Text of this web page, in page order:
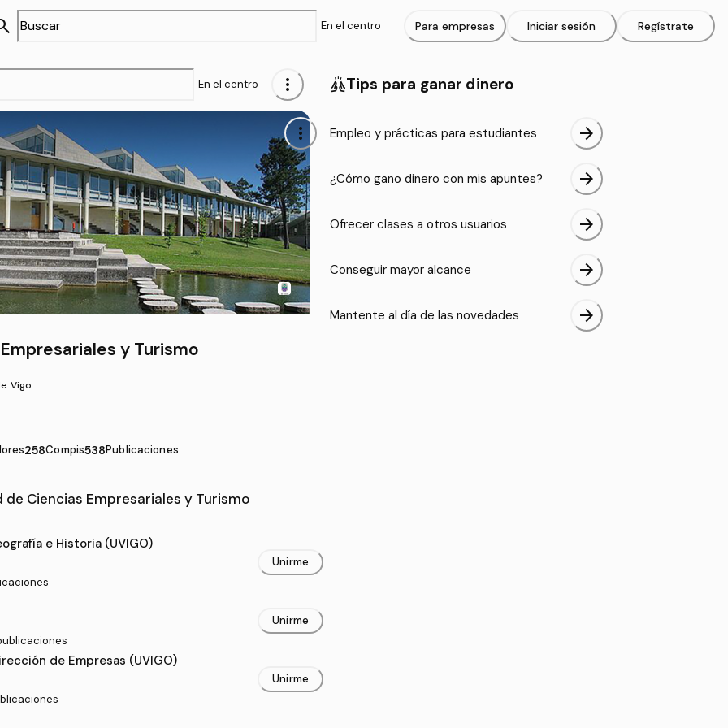
En el centro more_vert
more_vert
y Turismo
Vigo
258Compis538Publicaciones
Ciencias Empresariales y Turismo
de Ciencias Empresariales y Turismo
e Historia (UVIGO)
Unirme
Unirme
de Empresas (UVIGO)
Unirme
cheerTips para ganar dinero
Empleo y prácticas para estudiantes arrow_forward
¿Cómo gano dinero con mis apuntes? arrow_forward
Ofrecer clases a otros usuarios arrow_forward
Conseguir mayor alcance arrow_forward
Mantente al día de las novedades arrow_forward
En el centro Para empresas Iniciar sesión Regístrate